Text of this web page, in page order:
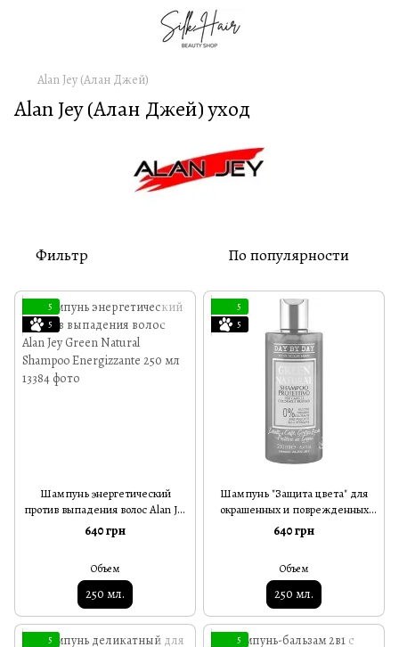
Alan Jey (Алан Джей)
Alan Jey (Алан Джей) уход
Фильтр По популярности
5
5
Шампунь энергетический
против выпадения волос Alan Jey
Green Natural Shampoo
Energizzante 250 мл
640 грн
Объем
250 мл.
5
5
Шампунь "Защита цвета" для
окрашенных и поврежденных
волос Alan Jey Green Natural
Shampoo Protettivo 250 мл
640 грн
Объем
250 мл.
5
5